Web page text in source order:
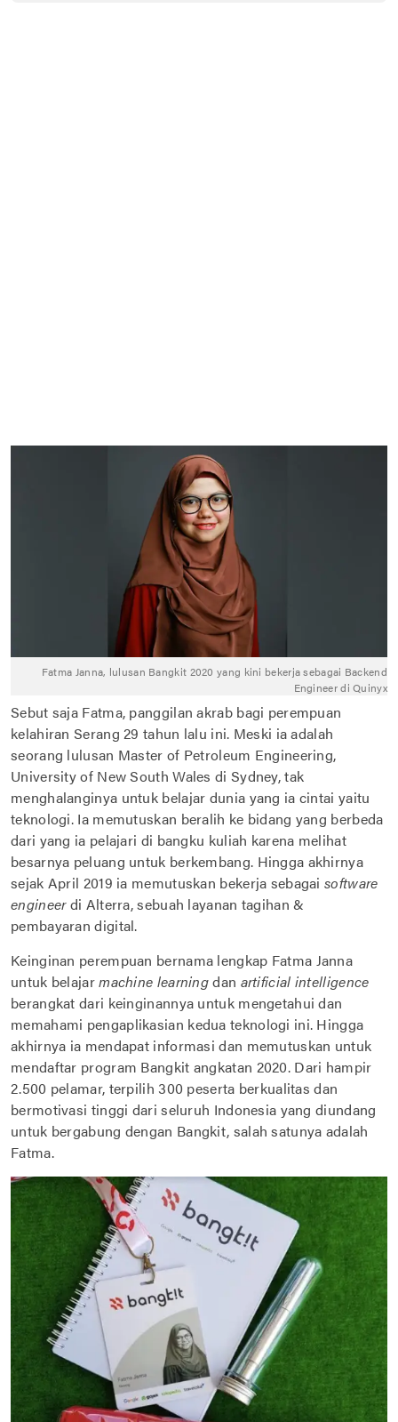
Fatma Janna, lulusan Bangkit 2020 yang kini bekerja sebagai Backend
Engineer di Quinyx
Sebut saja Fatma, panggilan akrab bagi perempuan
kelahiran Serang 29 tahun lalu ini. Meski ia adalah
seorang lulusan Master of Petroleum Engineering,
University of New South Wales di Sydney, tak
menghalanginya untuk belajar dunia yang ia cintai yaitu
teknologi. Ia memutuskan beralih ke bidang yang berbeda
dari yang ia pelajari di bangku kuliah karena melihat
besarnya peluang untuk berkembang. Hingga akhirnya
sejak April 2019 ia memutuskan bekerja sebagaisoftware
engineerdi Alterra, sebuah layanan tagihan &
pembayaran digital.
Keinginan perempuan bernama lengkap Fatma Janna
untuk belajarmachine learningdan artificial intelligence
berangkat dari keinginannya untuk mengetahui dan
memahami pengaplikasian kedua teknologi ini. Hingga
akhirnya ia mendapat informasi dan memutuskan untuk
mendaftar program Bangkit angkatan 2020. Dari hampir
2.500 pelamar, terpilih 300 peserta berkualitas dan
bermotivasi tinggi dari seluruh Indonesia yang diundang
untuk bergabung dengan Bangkit, salah satunya adalah
Fatma.